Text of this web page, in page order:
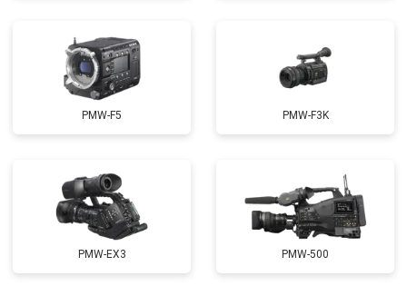
PMW-F5 PMW-F3K
PMW-EX3 PMW-500